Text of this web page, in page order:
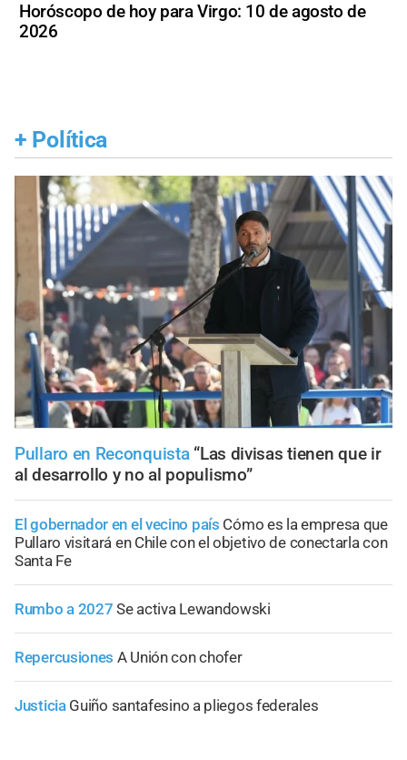
Horóscopo de hoy para Virgo: 10 de agosto de
2026
+ Política
Pullaro en Reconquista “Las divisas tienen que ir
al desarrollo y no al populismo”
El gobernador en el vecino país Cómo es la empresa que
Pullaro visitará en Chile con el objetivo de conectarla con
Santa Fe
Rumbo a 2027 Se activa Lewandowski
Repercusiones A Unión con chofer
Justicia Guiño santafesino a pliegos federales